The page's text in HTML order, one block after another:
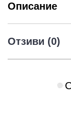
Описание
Отзиви (0)